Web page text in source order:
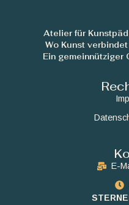
Atelier für
Wo Kunst
Ein gemeinnütziger
E-